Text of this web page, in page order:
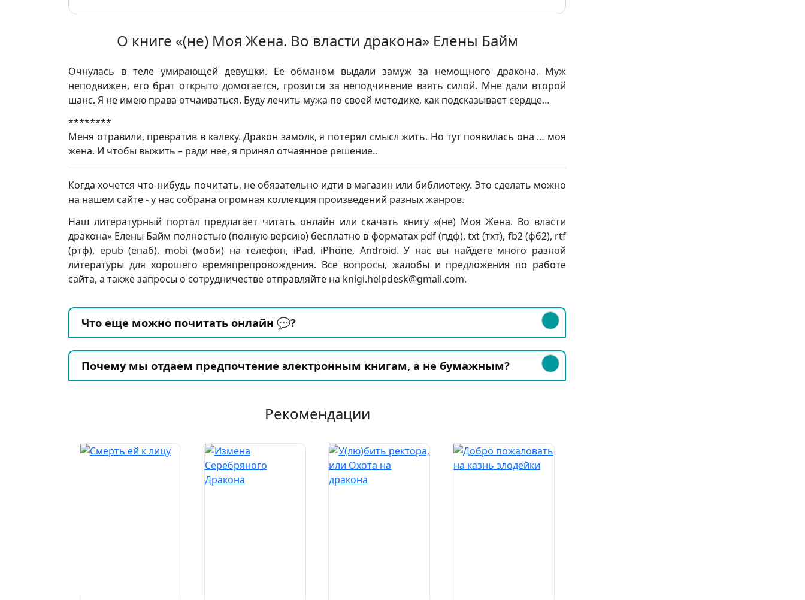
О книге «(не) Моя Жена. Во власти дракона» Елены Байм
Очнулась в теле умирающей девушки. Ее обманом выдали замуж за немощного дракона. Муж
неподвижен, его брат открыто домогается, грозится за неподчинение взять силой. Мне дали второй
шанс. Я не имею права отчаиваться. Буду лечить мужа по своей методике, как подсказывает сердце…
********
Меня отравили, превратив в калеку. Дракон замолк, я потерял смысл жить. Но тут появилась она … моя
жена. И чтобы выжить – ради нее, я принял отчаянное решение..
Когда хочется что-нибудь почитать, не обязательно идти в магазин или библиотеку. Это сделать можно
на нашем сайте - у нас собрана огромная коллекция произведений разных жанров.
Наш литературный портал предлагает читать онлайн или скачать книгу «(не) Моя Жена. Во власти
дракона» Елены Байм полностью (полную версию) бесплатно в форматах pdf (пдф), txt (тхт), fb2 (фб2), rtf
(ртф), epub (епаб), mobi (моби) на телефон, iPad, iPhone, Android. У нас вы найдете много разной
литературы для хорошего времяпрепровождения. Все вопросы, жалобы и предложения по работе
сайта, а также запросы о сотрудничестве отправляйте на knigi.helpdesk@gmail.com.
Что еще можно почитать онлайн 💬?
Почему мы отдаем предпочтение электронным книгам, а не бумажным?
Рекомендации